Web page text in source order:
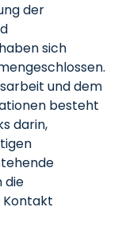
der
sich
und dem
besteht
darin,
die
Kontakt